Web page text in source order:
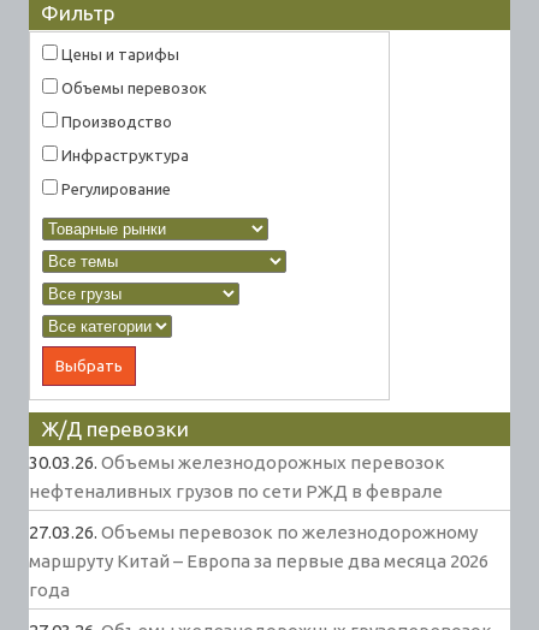
Фильтр
Цены и тарифы
Объемы перевозок
Производство
Инфраструктура
Регулирование
Ж/Д перевозки
30.03.26. Объемы железнодорожных перевозок
нефтеналивных грузов по сети РЖД в феврале
27.03.26. Объемы перевозок по железнодорожному
маршруту Китай – Европа за первые два месяца 2026
года